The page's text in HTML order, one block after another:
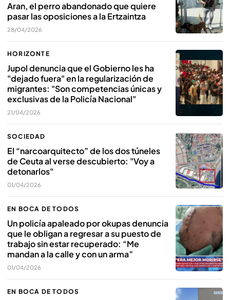
Aran, el perro abandonado que quiere
pasar las oposiciones a la Ertzaintza
28/04/2026
HORIZONTE
Jupol denuncia que el Gobierno les ha
"dejado fuera" en la regularización de
migrantes: "Son competencias únicas y
exclusivas de la Policía Nacional"
21/04/2026
SOCIEDAD
El “narcoarquitecto” de los dos túneles
de Ceuta al verse descubierto: "Voy a
detonarlos"
01/04/2026
EN BOCA DE TODOS
Un policía apaleado por okupas denuncia
que le obligan a regresar a su puesto de
trabajo sin estar recuperado: “Me
mandan a la calle y con un arma”
01/04/2026
EN BOCA DE TODOS